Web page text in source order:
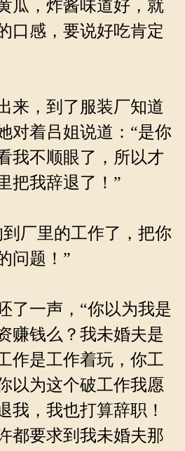
瓜，炸酱味道好，就
口感，要说好吃肯定
来，到了服装厂知道
对着吕姐说道：“是你
我不顺眼了，所以才
把我辞退了！”
厂里的工作了，把你
问题！”
了一声，“你以为我是
赚钱么？我未婚夫是
作是工作着玩，你工
以为这个破工作我愿
我，我也打算辞职！
都要求到我未婚夫那